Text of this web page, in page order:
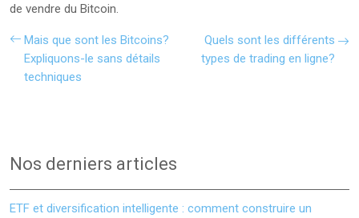
de vendre du Bitcoin.
Mais que sont les Bitcoins?
Expliquons-le sans détails
techniques
Quels sont les différents
types de trading en ligne?
Nos derniers articles
ETF et diversification intelligente : comment construire un